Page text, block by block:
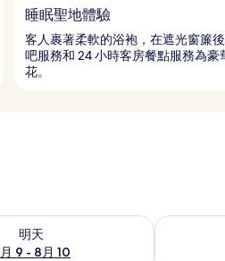
睡眠聖地體驗
客人裹著柔軟的浴袍，在遮光窗簾
吧服務和 24 小時客房餐點服務為豪
花。
明天
9 - 8月 10
- 8月 10) 的供應情況 查看本週